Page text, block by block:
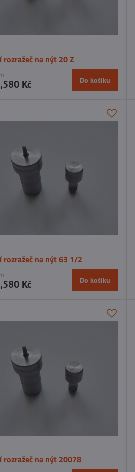
rozražeč na nýt 20 Z
Kč Do košíku
rozražeč na nýt 63 1/2
Kč Do košíku
rozražeč na nýt 20078